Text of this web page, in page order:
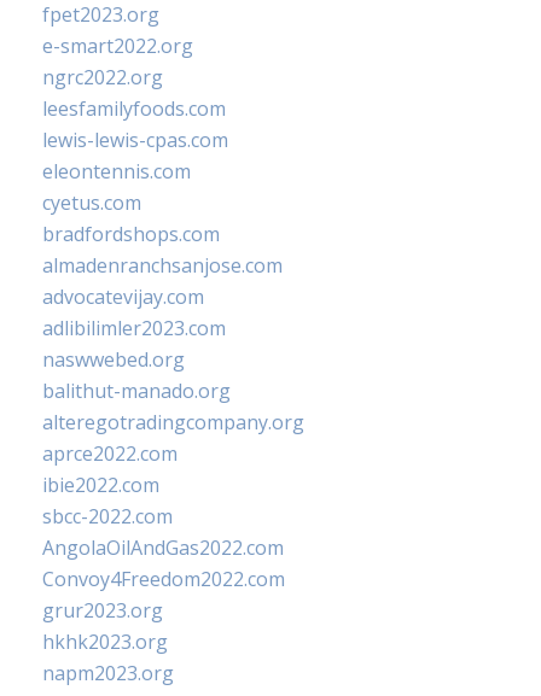
fpet2023.org
e-smart2022.org
ngrc2022.org
leesfamilyfoods.com
lewis-lewis-cpas.com
eleontennis.com
cyetus.com
bradfordshops.com
almadenranchsanjose.com
advocatevijay.com
adlibilimler2023.com
naswwebed.org
balithut-manado.org
alteregotradingcompany.org
aprce2022.com
ibie2022.com
sbcc-2022.com
AngolaOilAndGas2022.com
Convoy4Freedom2022.com
grur2023.org
hkhk2023.org
napm2023.org